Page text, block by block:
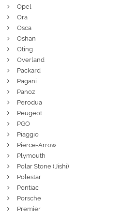
Opel
Ora
Osca
Oshan
Oting
Overland
Packard
Pagani
Panoz
Perodua
Peugeot
PGO
Piaggio
Pierce-Arrow
Plymouth
Polar Stone (Jishi)
Polestar
Pontiac
Porsche
Premier